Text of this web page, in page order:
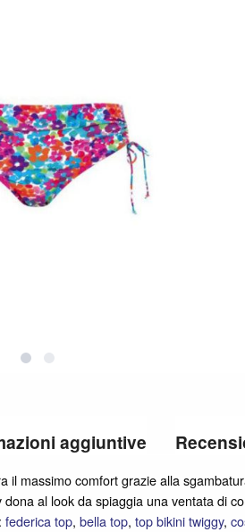
aggiuntive
il massimo comfort grazie alla
al look da spiaggia una ventata di
federica top, bella top, top bikini twiggy,